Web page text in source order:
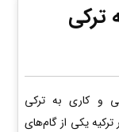
ترکی
و کاری به ترکی
یکی از گام‌های